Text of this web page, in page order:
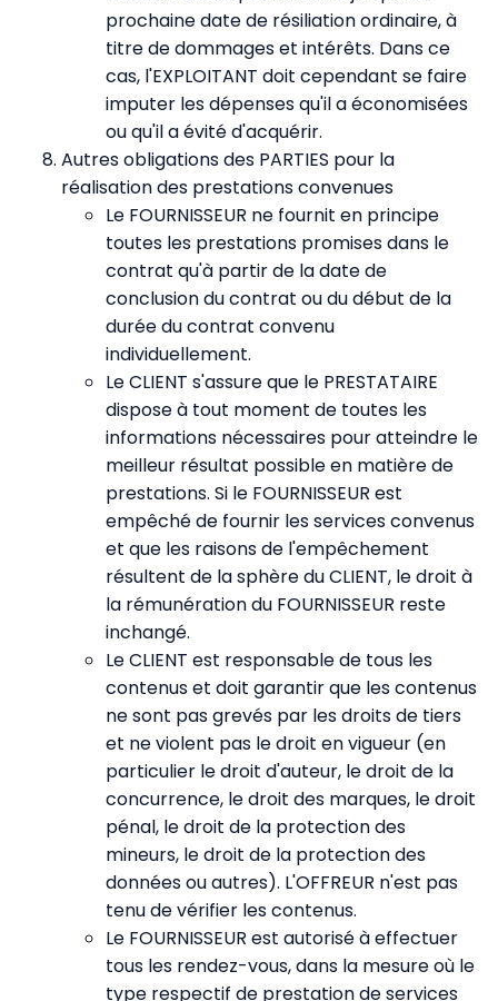
prochaine date de résiliation ordinaire, à
titre de dommages et intérêts. Dans ce
cas, l'EXPLOITANT doit cependant se faire
imputer les dépenses qu'il a économisées
ou qu'il a évité d'acquérir.
Autres obligations des PARTIES pour la
réalisation des prestations convenues
Le FOURNISSEUR ne fournit en principe
toutes les prestations promises dans le
contrat qu'à partir de la date de
conclusion du contrat ou du début de la
durée du contrat convenu
individuellement.
Le CLIENT s'assure que le PRESTATAIRE
dispose à tout moment de toutes les
informations nécessaires pour atteindre le
meilleur résultat possible en matière de
prestations. Si le FOURNISSEUR est
empêché de fournir les services convenus
et que les raisons de l'empêchement
résultent de la sphère du CLIENT, le droit à
la rémunération du FOURNISSEUR reste
inchangé.
Le CLIENT est responsable de tous les
contenus et doit garantir que les contenus
ne sont pas grevés par les droits de tiers
et ne violent pas le droit en vigueur (en
particulier le droit d'auteur, le droit de la
concurrence, le droit des marques, le droit
pénal, le droit de la protection des
mineurs, le droit de la protection des
données ou autres). L'OFFREUR n'est pas
tenu de vérifier les contenus.
Le FOURNISSEUR est autorisé à effectuer
tous les rendez-vous, dans la mesure où le
type respectif de prestation de services